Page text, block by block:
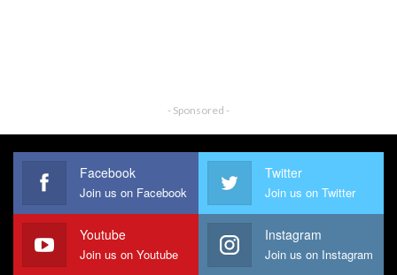
- Sponsored -
Facebook
Join us on Facebook
Twitter
Join us on Twitter
Youtube
Join us on Youtube
Instagram
Join us on Instagram